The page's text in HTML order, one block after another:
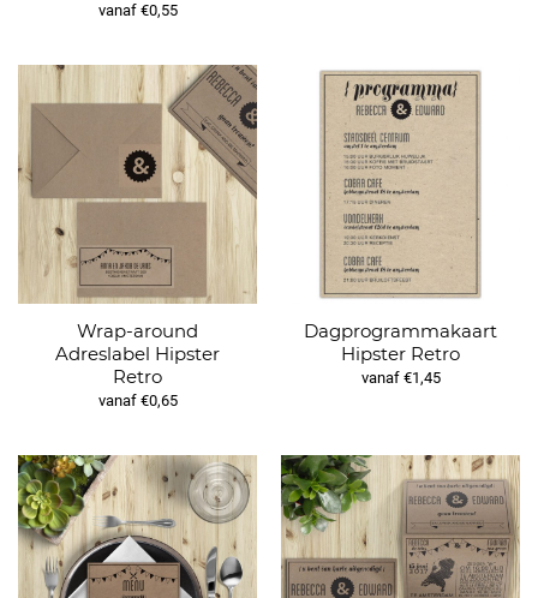
vanaf €0,55
Wrap-around
Adreslabel Hipster
Retro
vanaf €0,65
Dagprogrammakaart
Hipster Retro
vanaf €1,45